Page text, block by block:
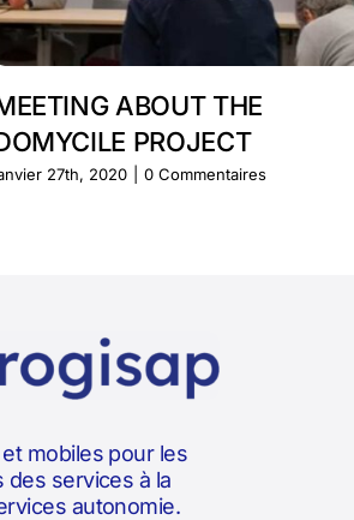
ABOUT THE
PROJECT
27th, 2020 0 Commentaires
mobiles pour les
des services à la
autonomie.